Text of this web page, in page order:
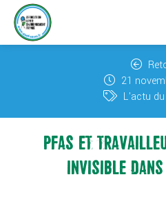
21
L'actu
PFAS ET
INVISIBLE